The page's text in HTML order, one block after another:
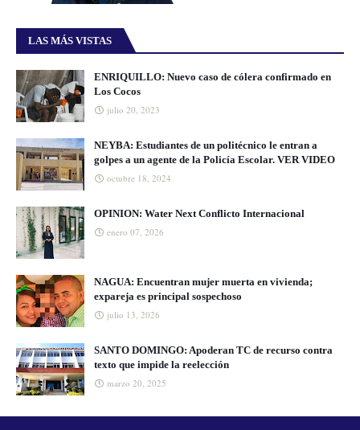
LAS MÁS VISTAS
ENRIQUILLO: Nuevo caso de cólera confirmado en
Los Cocos
julio 20, 2023
NEYBA: Estudiantes de un politécnico le entran a
golpes a un agente de la Policía Escolar. VER VIDEO
octubre 18, 2024
OPINION: Water Next Conflicto Internacional
enero 07, 2026
NAGUA: Encuentran mujer muerta en vivienda;
expareja es principal sospechoso
julio 13, 2026
SANTO DOMINGO: Apoderan TC de recurso contra
texto que impide la reelección
marzo 20, 2025